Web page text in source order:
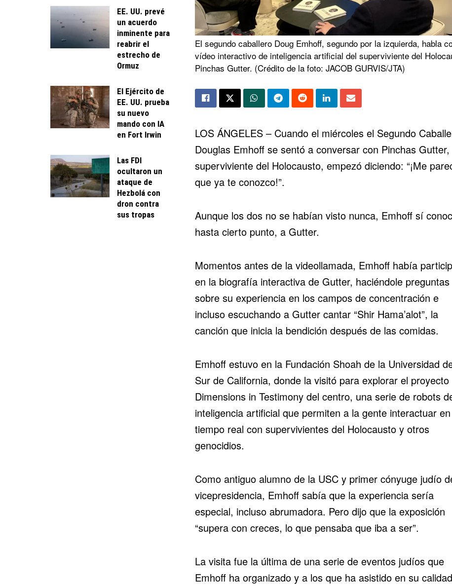
El segundo caballero Doug Emhoff, segundo por la izquierda, habla
vídeo interactivo de inteligencia artificial del superviviente del
Pinchas Gutter. (Crédito de la foto: JACOB GURVIS/JTA)
LOS ÁNGELES – Cuando el miércoles el Segundo
Douglas Emhoff se sentó a conversar con Pinchas Gutter,
superviviente del Holocausto, empezó diciendo: “¡Me
que ya te conozco!”.
Aunque los dos no se habían visto nunca, Emhoff sí
hasta cierto punto, a Gutter.
Momentos antes de la videollamada, Emhoff había
en la biografía interactiva de Gutter, haciéndole preguntas
sobre su experiencia en los campos de concentración e
incluso escuchando a Gutter cantar “Shir Hama’alot”, la
canción que inicia la bendición después de las comidas.
Emhoff estuvo en la Fundación Shoah de la Universidad
Sur de California, donde la visitó para explorar el proyecto
Dimensions in Testimony del centro, una serie de robots
inteligencia artificial que permiten a la gente interactuar en
tiempo real con supervivientes del Holocaustoy otros
genocidios.
Como antiguo alumno de la USC y primer cónyuge judío
vicepresidencia, Emhoff sabía que la experiencia sería
especial, incluso abrumadora. Pero dijo que la exposición
“supera con creces, lo que pensaba que iba a ser”.
La visita fue la última de una serie de eventos judíos que
Emhoff ha organizado y a los que ha asistido en su calidad
EE. UU. prevé
un acuerdo
inminente para
reabrir el
estrecho de
Ormuz
El Ejército de
EE. UU. prueba
su nuevo
mando con IA
en Fort Irwin
Las FDI
ocultaron un
ataque de
Hezbolá con
dron contra
sus tropas